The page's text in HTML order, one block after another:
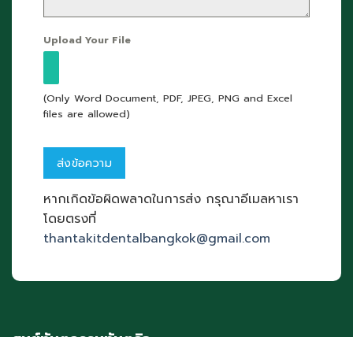
Upload Your File
(Only Word Document, PDF, JPEG, PNG and Excel
files are allowed)
หากเกิดข้อผิดพลาดในการส่ง กรุณาอีเมลหาเรา
โดยตรงที่
thantakitdentalbangkok@gmail.com